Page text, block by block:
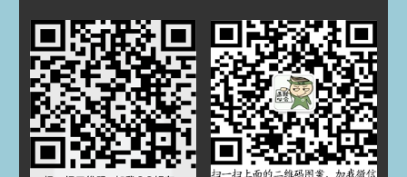
2025 年 3 月
2024 年 5 月
2024 年 4 月
2023 年 12 月
2023 年 9 月
2023 年 8 月
2023 年 5 月
2023 年 4 月
2022 年 11 月
2022 年 8 月
2022 年 7 月
2022 年 5 月
2022 年 3 月
2022 年 1 月
2021 年 12 月
2021 年 11 月